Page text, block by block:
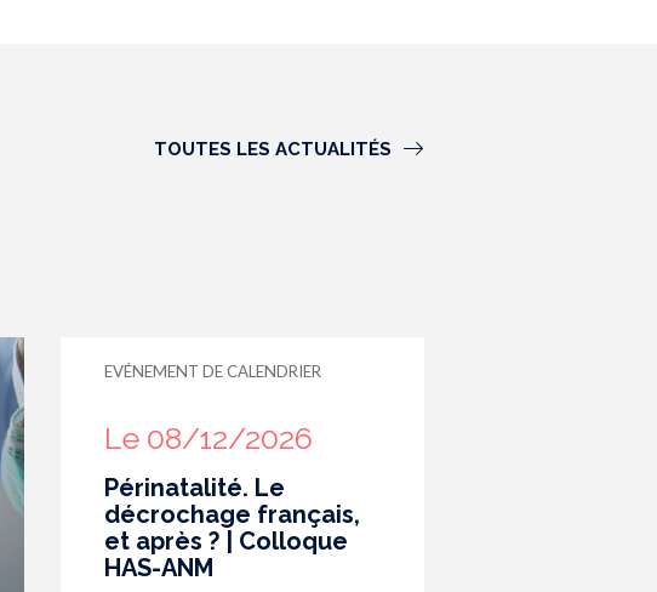
TOUTES LES ACTUALITÉS
EVÉNEMENT DE CALENDRIER
Le 08/12/2026
Périnatalité. Le
décrochage français,
et après ? | Colloque
HAS-ANM